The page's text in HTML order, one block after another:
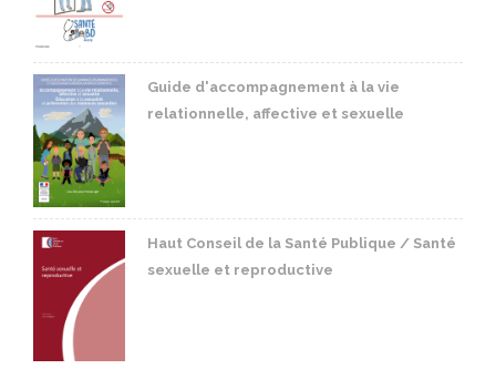
Guide d'accompagnement à la vie
relationnelle, affective et sexuelle
Haut Conseil de la Santé Publique / Santé
sexuelle et reproductive